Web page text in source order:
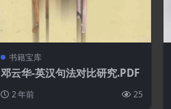
书籍宝库
邓云华-英汉句法对比研究.PDF
2 年前 25